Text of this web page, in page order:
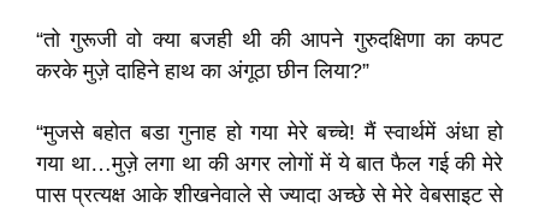
“तो गुरूजी वो क्या बजही थी की आपने गुरुदक्षिणा का कपट
करके मुज़े दाहिने हाथ का अंगूठा छीन लिया?”
“मुजसे बहोत बडा गुनाह हो गया मेरे बच्चे! मैं स्वार्थमें अंधा हो
गया था…मुज़े लगा था की अगर लोगों में ये बात फैल गई की मेरे
पास प्रत्यक्ष आके शीखनेवाले से ज्यादा अच्छे से मेरे वेबसाइट से